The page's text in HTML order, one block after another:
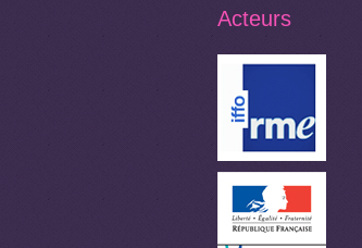
Acteurs